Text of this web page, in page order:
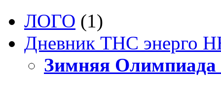
ЛОГО (1)
Дневник ТНС энерго
Зимняя